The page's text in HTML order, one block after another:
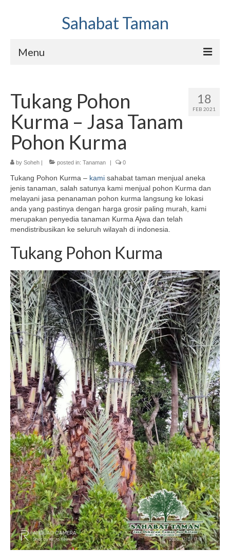
Sahabat Taman
Menu
Hubungi Kami
Sahabat Taman Galery
18
FEB 2021
Tukang Pohon
Kurma – Jasa Tanam
Pohon Kurma
by Soheh | posted in: Tanaman | 0
Tukang Pohon Kurma – kami sahabat taman menjual aneka
jenis tanaman, salah satunya kami menjual pohon Kurma dan
melayani jasa penanaman pohon kurma langsung ke lokasi
anda yang pastinya dengan harga grosir paling murah, kami
merupakan penyedia tanaman Kurma Ajwa dan telah
mendistribusikan ke seluruh wilayah di indonesia.
Tukang Pohon Kurma